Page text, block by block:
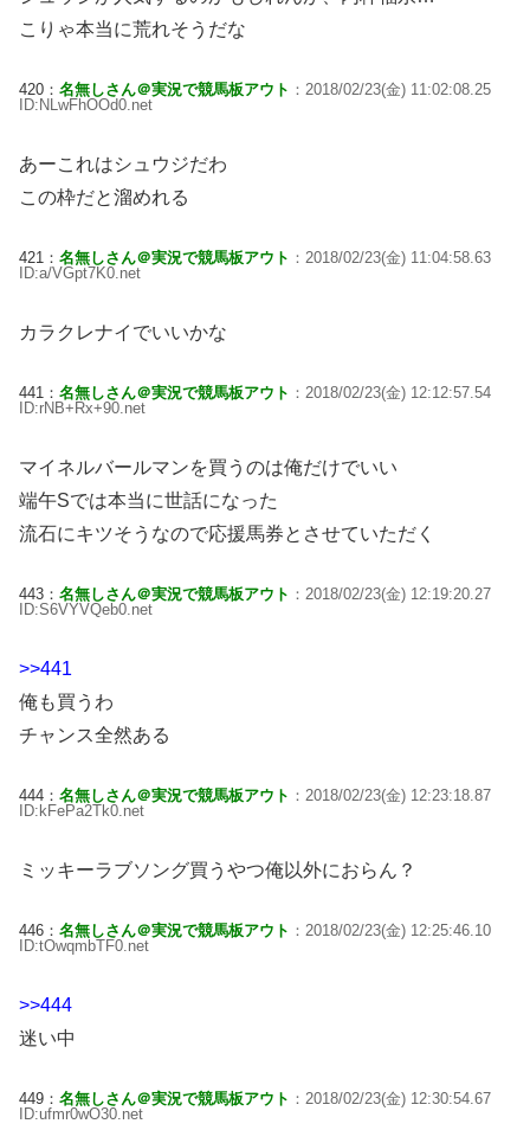
こりゃ本当に荒れそうだな
420： 名無しさん＠実況で競馬板アウト ：2018/02/23(金) 11:02:08.25
ID:NLwFhOOd0.net
あーこれはシュウジだわ
この枠だと溜めれる
421： 名無しさん＠実況で競馬板アウト ：2018/02/23(金) 11:04:58.63
ID:a/VGpt7K0.net
カラクレナイでいいかな
441： 名無しさん＠実況で競馬板アウト ：2018/02/23(金) 12:12:57.54
ID:rNB+Rx+90.net
マイネルバールマンを買うのは俺だけでいい
端午Sでは本当に世話になった
流石にキツそうなので応援馬券とさせていただく
443： 名無しさん＠実況で競馬板アウト ：2018/02/23(金) 12:19:20.27
ID:S6VYVQeb0.net
>>441
俺も買うわ
チャンス全然ある
444： 名無しさん＠実況で競馬板アウト ：2018/02/23(金) 12:23:18.87
ID:kFePa2Tk0.net
ミッキーラブソング買うやつ俺以外におらん？
446： 名無しさん＠実況で競馬板アウト ：2018/02/23(金) 12:25:46.10
ID:tOwqmbTF0.net
>>444
迷い中
449： 名無しさん＠実況で競馬板アウト ：2018/02/23(金) 12:30:54.67
ID:ufmr0wO30.net